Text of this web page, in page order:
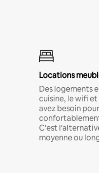
Locations
Des logements
cuisine, le wifi
avez besoin
C'est
moyenne ou